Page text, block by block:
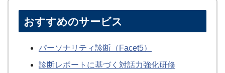
おすすめのサービス
パーソナリティ診断（Facet5）
診断レポートに基づく対話力強化研修